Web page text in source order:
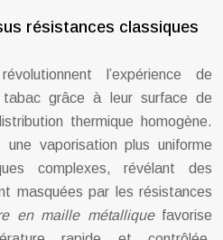
résistances classiques
l’expérience de
grâce à leur surface de
thermique homogène.
vaporisation plus uniforme
complexes, révélant des
masquées par les résistances
en maille métallique favorise